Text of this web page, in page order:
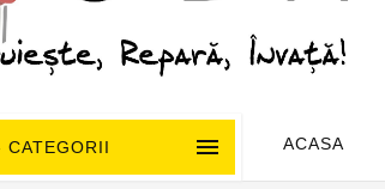
CATEGORII  ACASA